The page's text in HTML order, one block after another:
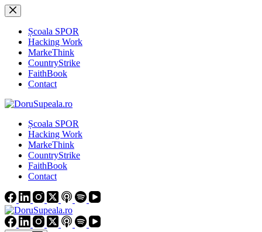
Sari
la
conținutȘcoala SPOR
Hacking Work
MarkeThink
CountryStrike
FaithBook
Contact
Școala SPOR
Hacking Work
MarkeThink
CountryStrike
FaithBook
Contact